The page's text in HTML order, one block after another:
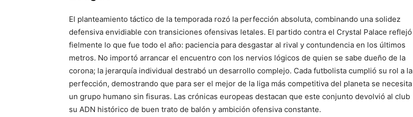
El planteamiento táctico de la temporada rozó la perfección absoluta, combinando una solidez
defensiva envidiable con transiciones ofensivas letales. El partido contra el Crystal Palace reflejó
fielmente lo que fue todo el año: paciencia para desgastar al rival y contundencia en los últimos
metros. No importó arrancar el encuentro con los nervios lógicos de quien se sabe dueño de la
corona; la jerarquía individual destrabó un desarrollo complejo. Cada futbolista cumplió su rol a la
perfección, demostrando que para ser el mejor de la liga más competitiva del planeta se necesita
un grupo humano sin fisuras. Las crónicas europeas destacan que este conjunto devolvió al club
su ADN histórico de buen trato de balón y ambición ofensiva constante.